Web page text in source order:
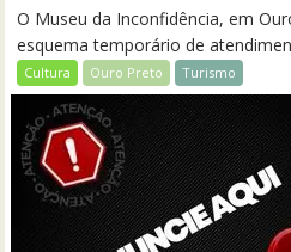
O Museu da Inconfidência, em
esquema temporário de
Cultura Ouro Preto Turismo